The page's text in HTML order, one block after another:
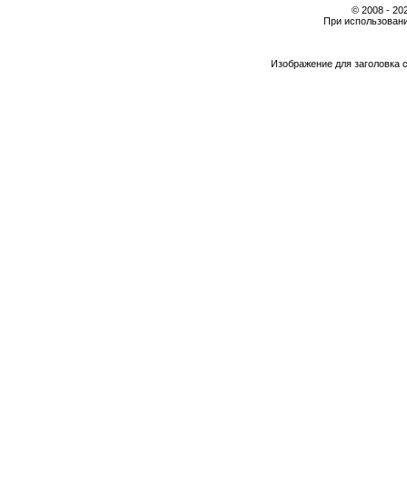
© 2008 -
При
Изображение для